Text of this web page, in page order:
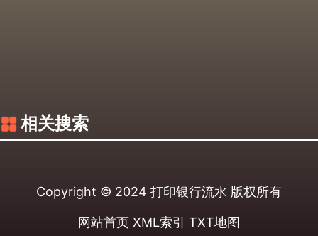
相关搜索
Copyright © 2024 打印银行流水 版权所有
网站首页 XML索引 TXT地图